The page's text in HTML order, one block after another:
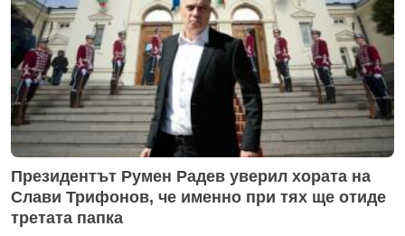
Президентът Румен Радев уверил хората на
Слави Трифонов, че именно при тях ще отиде
третата папка